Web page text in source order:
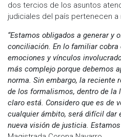
dos tercios de los asuntos
judiciales del país pertenecen
“Estamos obligados a generar y
conciliación. En lo familiar
emociones y vínculos
más complejo porque debemos
norma. Sin embargo, la reciente
de los formalismos, dentro de la
claro está. Considero que es de
cualquier ámbito, será difícil dar
nueva visión de justicia. Estamos